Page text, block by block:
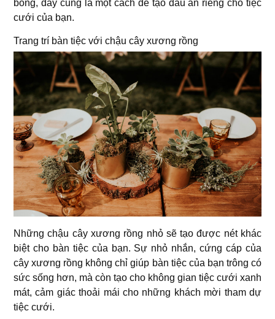
bóng, đây cũng là một cách để tạo dấu ấn riêng cho tiệc
cưới của bạn.
Trang trí bàn tiệc với chậu cây xương rồng
Những chậu cây xương rồng nhỏ sẽ tạo được nét khác
biệt cho bàn tiệc của bạn. Sự nhỏ nhắn, cứng cáp của
cây xương rồng không chỉ giúp bàn tiệc của bạn trông có
sức sống hơn, mà còn tạo cho không gian tiệc cưới xanh
mát, cảm giác thoải mái cho những khách mời tham dự
tiệc cưới.